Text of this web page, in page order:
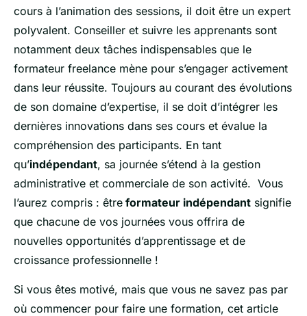
cours à l’animation des sessions, il doit être un expert
polyvalent. Conseiller et suivre les apprenants sont
notamment deux tâches indispensables que le
formateur freelance mène pour s’engager activement
dans leur réussite. Toujours au courant des évolutions
de son domaine d’expertise, il se doit d’intégrer les
dernières innovations dans ses cours et évalue la
compréhension des participants. En tant
qu’indépendant, sa journée s’étend à la gestion
administrative et commerciale de son activité. Vous
l’aurez compris : être formateur indépendant signifie
que chacune de vos journées vous offrira de
nouvelles opportunités d’apprentissage et de
croissance professionnelle !
Si vous êtes motivé, mais que vous ne savez pas par
où commencer pour faire une formation, cet article